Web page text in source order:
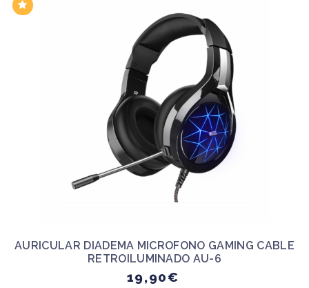
AURICULAR DIADEMA MICROFONO GAMING CABLE
RETROILUMINADO AU-6
19,90€